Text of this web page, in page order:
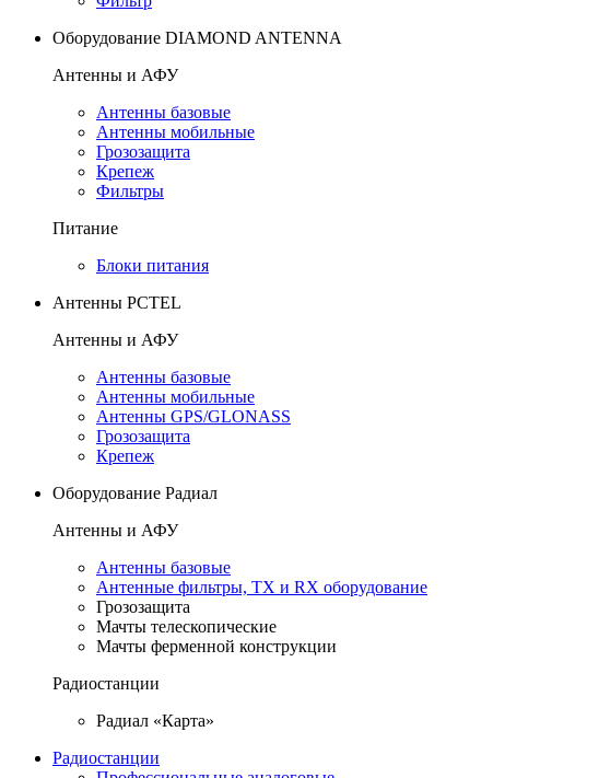
Оборудование DIAMOND ANTENNA
Антенны и АФУ
Антенны базовые
Антенны мобильные
Грозозащита
Крепеж
Фильтры
Питание
Блоки питания
Антенны PCTEL
Антенны и АФУ
Антенны базовые
Антенны мобильные
Антенны GPS/GLONASS
Грозозащита
Крепеж
Оборудование Радиал
Антенны и АФУ
Антенны базовые
Антенные фильтры, TX и RX оборудование
Грозозащита
Мачты телескопические
Мачты ферменной конструкции
Радиостанции
Радиал «Карта»
Радиостанции